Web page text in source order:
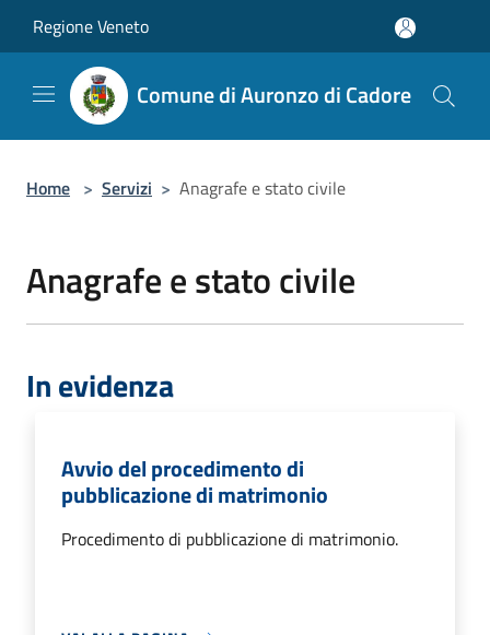
Regione Veneto
Comune di Auronzo di Cadore
Home > Servizi > Anagrafe e stato civile
Anagrafe e stato civile
In evidenza
Avvio del procedimento di
pubblicazione di matrimonio
Procedimento di pubblicazione di matrimonio.